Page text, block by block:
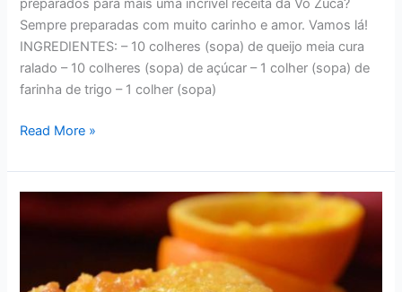
preparados para mais uma incrível receita da Vó Zuca?
Sempre preparadas com muito carinho e amor. Vamos lá!
INGREDIENTES: – 10 colheres (sopa) de queijo meia cura
ralado – 10 colheres (sopa) de açúcar – 1 colher (sopa) de
farinha de trigo – 1 colher (sopa)
RECEITAS
DELICIOSO
PUDIM
Read More »